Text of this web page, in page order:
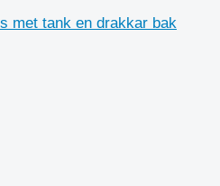
met tank en drakkar bak